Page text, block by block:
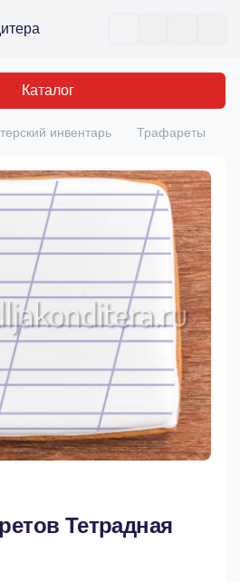
Каталог
инвентарь Трафареты
Тетрадная